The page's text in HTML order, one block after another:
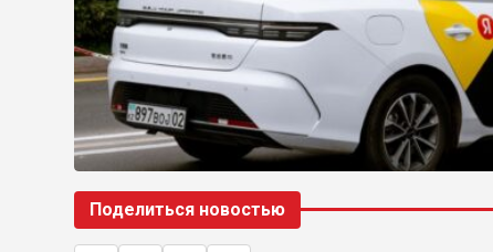
Поделиться новостью